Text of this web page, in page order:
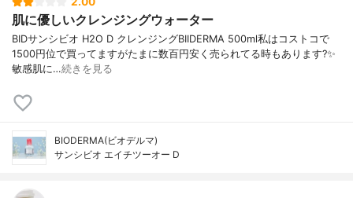
肌に優しいクレンジングウォーター
BIDサンシビオ H2O D クレンジングBIIDERMA 500ml私はコストコで
1500円位で買ってますがたまに数百円安く売られてる時もあります?✨
敏感肌に…続きを見る
BIODERMA(ビオデルマ)
サンシビオ エイチツーオー D